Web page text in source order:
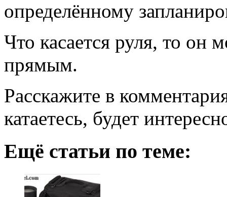
определённому
Что касается руля, то он
прямым.
Расскажите в
катаетесь, будет
Ещё статьи по теме: